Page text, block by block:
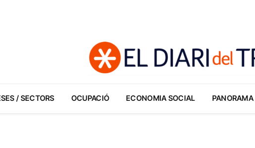
/ SECTORS OCUPACIÓ ECONOMIA SOCIAL PANORAMA